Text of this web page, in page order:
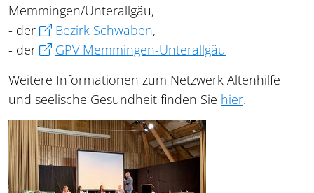
Memmingen/Unterallgäu,
- der
Bezirk Schwaben,
- der
GPV Memmingen-Unterallgäu
Weitere Informationen zum Netzwerk Altenhilfe
und seelische Gesundheit finden Sie hier.